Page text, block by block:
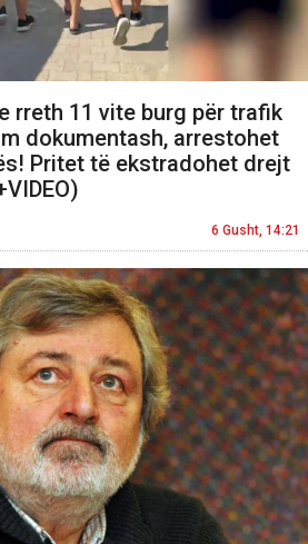
rreth 11 vite burg për trafik
dokumentash, arrestohet
Pritet të ekstradohet drejt
6 Gusht, 14:21